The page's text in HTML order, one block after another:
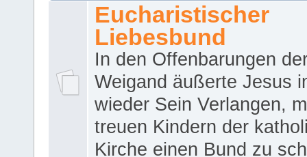
Eucharistischer
Liebesbund
In den Offenbarungen
Weigand äußerte Jesus
wieder Sein Verlangen,
treuen Kindern der
Kirche einen Bund zu